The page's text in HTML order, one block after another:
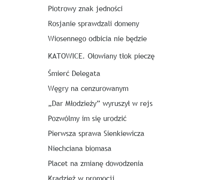
Piotrowy znak jedności
Rosjanie sprawdzali domeny
Wiosennego odbicia nie będzie
KATOWICE. Ołowiany tłok pieczę
Śmierć Delegata
Węgry na cenzurowanym
„Dar Młodzieży” wyruszył w rejs
Pozwólmy im się urodzić
Pierwsza sprawa Sienkiewicza
Niechciana biomasa
Placet na zmianę dowodzenia
Kradzież w promocji